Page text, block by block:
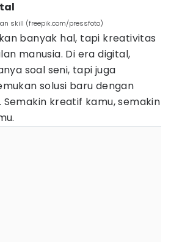
skill (freepik.com/pressfoto)
banyak hal, tapi kreativitas
manusia. Di era digital,
soal seni, tapi juga
solusi baru dengan
kreatif kamu, semakin